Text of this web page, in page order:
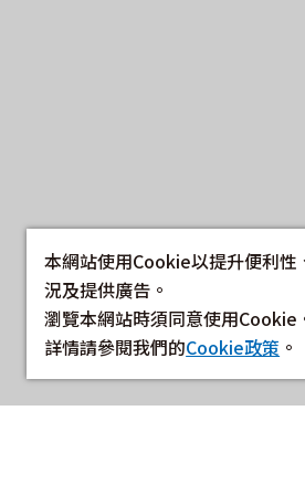
本網站使用Cookie以提升便利性
況及提供廣告。
瀏覽本網站時須同意使用Cookie
詳情請參閱我們的Cookie政策 。